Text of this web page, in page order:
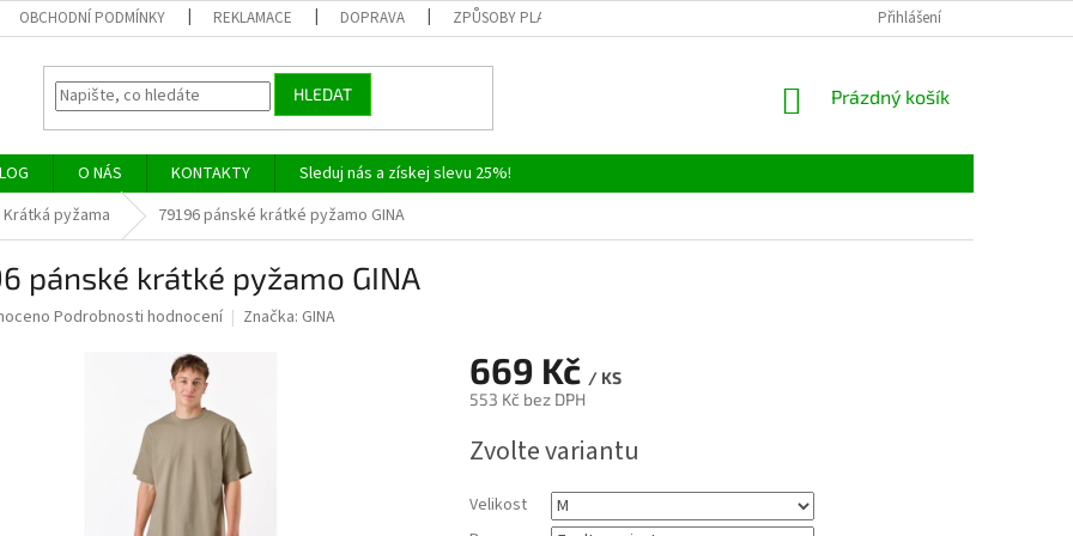
OBCHODNÍ PODMÍNKY REKLAMACE DOPRAVA ZPŮSOBY PLATBY VELKOOBCHOD
Přihlášení
HLEDAT
NÁKUPNÍ
Prázdný košík
O NÁS KONTAKTY
Sleduj nás a získej slevu 25%!
Krátká pyžama 79196 pánské krátké pyžamo GINA
pánské krátké pyžamo GINA
Podrobnosti hodnocení Značka: GINA
669 Kč / KS
553 Kč bez DPH
cena:
Zvolte variantu
Velikost